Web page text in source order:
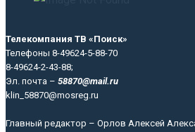
Телекомпания ТВ «Поиск»
Телефоны 8-49624-5-88-70
8-49624-2-43-88;
Эл. почта – 58870@mail.ru
klin_58870@mosreg.ru
Главный редактор – Орлов Алексей